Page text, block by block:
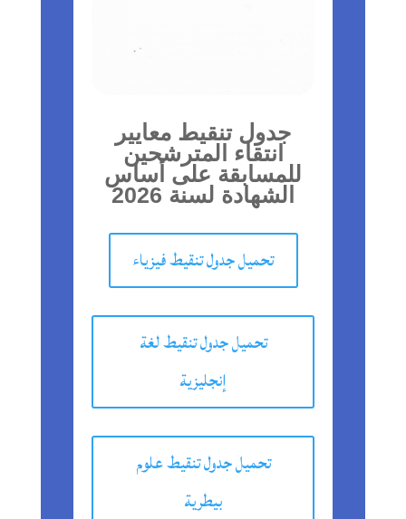
جدول تنقيط معايير
انتقاء المترشحين
للمسابقة على أساس
الشهادة لسنة 2026
تحميل جدول تنقيط فيزياء
تحميل جدول تنقيط لغة
إنجليزية
تحميل جدول تنقيط علوم
بيطرية